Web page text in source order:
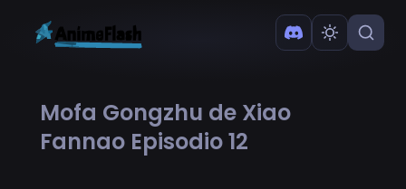
Mofa Gongzhu de Xiao
Fannao Episodio 12